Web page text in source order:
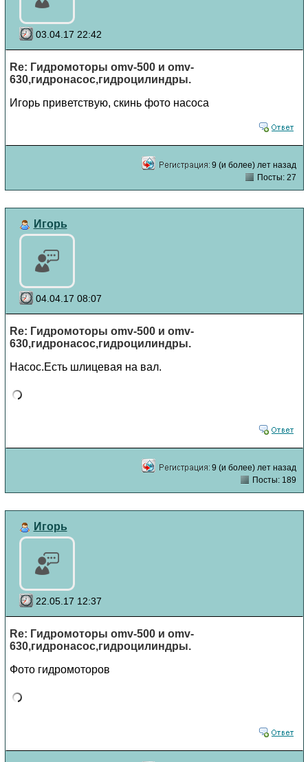
03.04.17 22:42
Re: Гидромоторы omv-500 и omv-
630,гидронасос,гидроцилиндры.
Игорь приветствую, скинь фото насоса
9 (и более) лет назад
Посты: 27
Игорь
04.04.17 08:07
Re: Гидромоторы omv-500 и omv-
630,гидронасос,гидроцилиндры.
Насос.Есть шлицевая на вал.
9 (и более) лет назад
Посты: 189
Игорь
22.05.17 12:37
Re: Гидромоторы omv-500 и omv-
630,гидронасос,гидроцилиндры.
Фото гидромоторов